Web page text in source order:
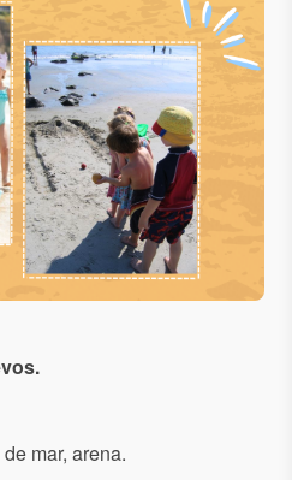
mar, arena.